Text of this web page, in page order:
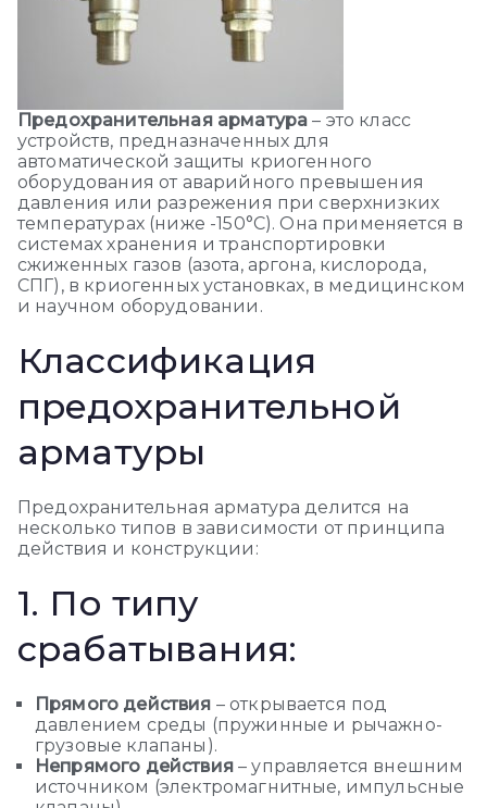
Предохранительная арматура – это класс
устройств, предназначенных для
автоматической защиты криогенного
оборудования от аварийного превышения
давления или разрежения при сверхнизких
температурах (ниже -150°C). Она применяется в
системах хранения и транспортировки
сжиженных газов (азота, аргона, кислорода,
СПГ), в криогенных установках, в медицинском
и научном оборудовании.
Классификация
предохранительной
арматуры
Предохранительная арматура делится на
несколько типов в зависимости от принципа
действия и конструкции:
1. По типу
срабатывания:
Прямого действия – открывается под
давлением среды (пружинные и рычажно-
грузовые клапаны).
Непрямого действия– управляется внешним
источником (электромагнитные, импульсные